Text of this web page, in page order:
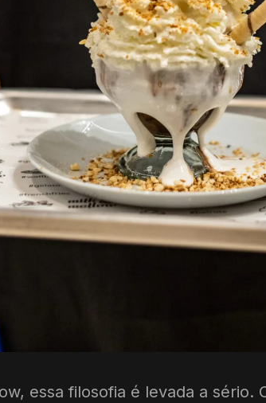
essa filosofia é levada a sério.